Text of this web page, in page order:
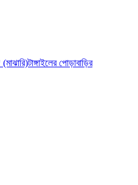
টাঙ্গাইলের পোড়াবাড়ির